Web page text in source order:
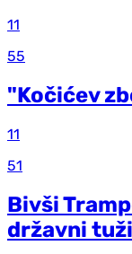
11
55
"Kočićev
11
51
Bivši
državni